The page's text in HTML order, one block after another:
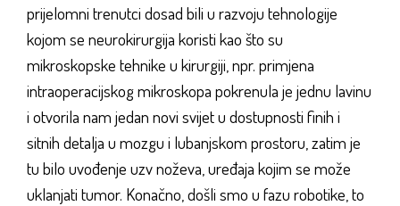
prijelomni trenutci dosad bili u razvoju tehnologije
kojom se neurokirurgija koristi kao što su
mikroskopske tehnike u kirurgiji, npr. primjena
intraoperacijskog mikroskopa pokrenula je jednu lavinu
i otvorila nam jedan novi svijet u dostupnosti finih i
sitnih detalja u mozgu i lubanjskom prostoru, zatim je
tu bilo uvođenje uzv noževa, uređaja kojim se može
uklanjati tumor. Konačno, došli smo u fazu robotike, to